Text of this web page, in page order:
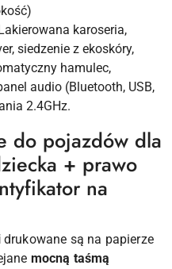
karoseria,
siedzenie z ekoskóry,
hamulec,
audio (Bluetooth, USB,
2.4GHz.
do pojazdów dla
+ prawo
na
drukowane są na papierze
mocną taśmą